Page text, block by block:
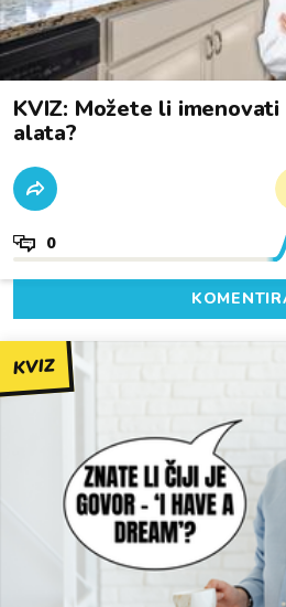
KVIZ: Možete li
alata?
0
KVIZ